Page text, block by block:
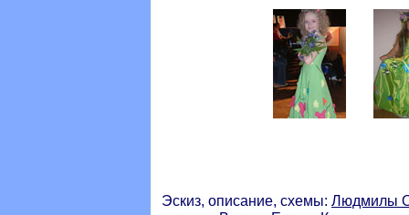
Эскиз, описание, схемы: Людмилы